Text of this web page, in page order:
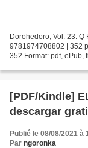
Dorohedoro, Vol. 23.
9781974708802 | 352
352 Format: pdf, ePub,
[PDF/Kindle]
descargar
Publié le 08/08/2021 à
Par ngoronka